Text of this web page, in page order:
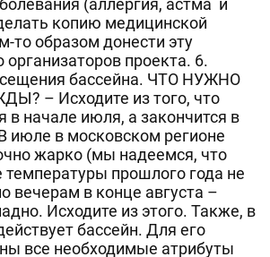
(аллергия, астма и
копию медицинской
то образом донести эту
проекта. 6.
бассейна. ЧТО НУЖНО
– Исходите из того, что
в начале июля, а закончится в
июле в московском регионе
жарко (мы надеемся, что
прошлого года не
вечерам в конце августа –
Исходите из этого. Также, в
бассейн. Для его
все необходимые атрибуты